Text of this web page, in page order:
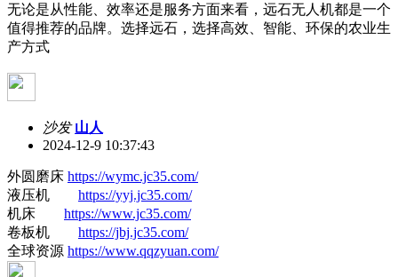
无论是从性能、效率还是服务方面来看，远石无人机都是一个
值得推荐的品牌。选择远石，选择高效、智能、环保的农业生
产方式
沙发 山人
2024-12-9 10:37:43
外圆磨床 https://wymc.jc35.com/
液压机 https://yyj.jc35.com/
机床 https://www.jc35.com/
卷板机 https://jbj.jc35.com/
全球资源 https://www.qqzyuan.com/